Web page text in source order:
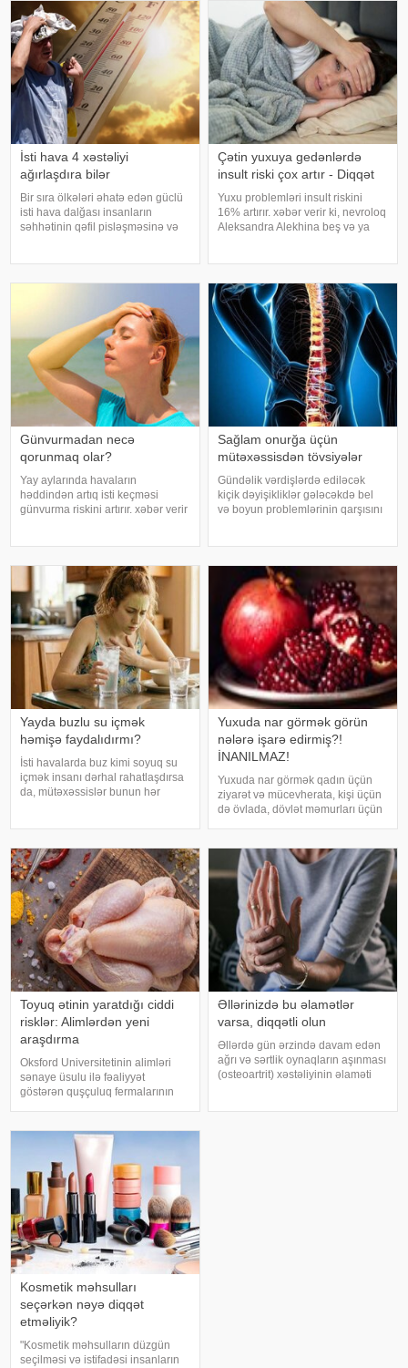
İsti hava 4 xəstəliyi
ağırlaşdıra bilər
Bir sıra ölkələri əhatə edən güclü
isti hava dalğası insanların
səhhətinin qəfil pisləşməsinə və
günvurma riski yaratmır. xarici
Çətin yuxuya gedənlərdə
insult riski çox artır - Diqqət
Yuxu problemləri insult riskini
16% artırır. xəbər verir ki, nevroloq
Aleksandra Alekhina beş və ya
artdığını deyib. İnsult ciddi və
həyat
Günvurmadan necə
qorunmaq olar?
Yay aylarında havaların
həddindən artıq isti keçməsi
günvurma riskini artırır. xəbər verir
diqqətli olmalıdırlar.
Günvurmadan qorunma
Sağlam onurğa üçün
mütəxəssisdən tövsiyələr
Gündəlik vərdişlərdə ediləcək
kiçik dəyişikliklər gələcəkdə bel
və boyun problemlərinin qarşısını
duruş onurğanın sağlam
qalmasınd
Yayda buzlu su içmək
həmişə faydalıdırmı?
İsti havalarda buz kimi soyuq su
içmək insanı dərhal rahatlaşdırsa
da, mütəxəssislər bunun hər
insanın kifayət qədə
Yuxuda nar görmək görün
nələrə işarə edirmiş?!
İNANILMAZ!
Yuxuda nar görmək qadın üçün
ziyarət və mücevherata, kişi üçün
də övlada, dövlət məmurları üçün
bərəkətinə, tacir üçün çox quru,
xalq üçün yaxşı bir idarəy
Toyuq ətinin yaratdığı ciddi
risklər: Alimlərdən yeni
araşdırma
Oksford Universitetinin alimləri
sənaye üsulu ilə fəaliyyət
göstərən quşçuluq fermalarının
biləcəyini bildiriblər. xəbər verir ki,
araşdırma zamanı son 45 i
Əllərinizdə bu əlamətlər
varsa, diqqətli olun
Əllərdə gün ərzində davam edən
ağrı və sərtlik oynaqların aşınması
(osteoartrit) xəstəliyinin əlaməti
Kosmetik məhsulları
seçərkən nəyə diqqət
etməliyik?
"Kosmetik məhsulların düzgün
seçilməsi və istifadəsi insanların